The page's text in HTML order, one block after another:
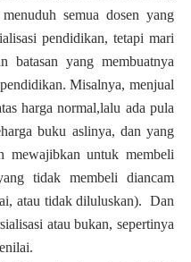
semua dosen yang
pendidikan, tetapi mari
batasan yang membuatnya
Misalnya, menjual
harga normal,lalu ada pula
buku aslinya, dan yang
mewajibkan untuk membeli
tidak membeli diancam
atau tidak diluluskan). Dan
atau bukan, sepertinya